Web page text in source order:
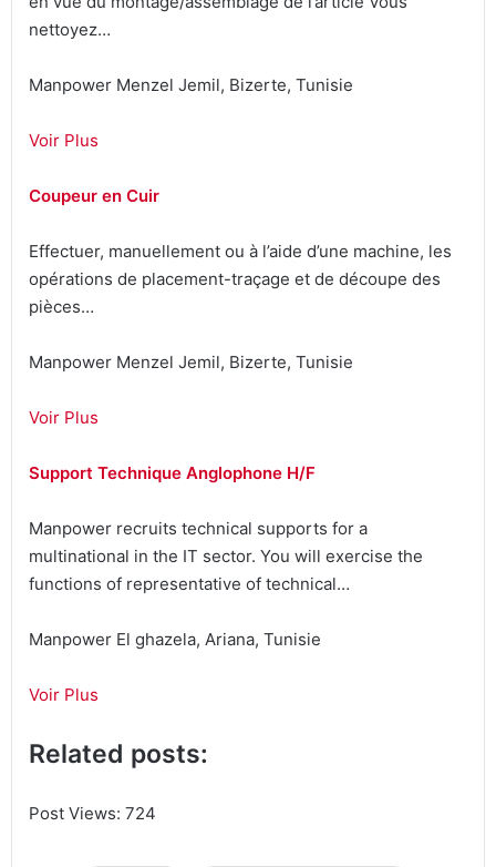
nettoyez…
Manpower Menzel Jemil, Bizerte, Tunisie
Voir Plus
Coupeur en Cuir
Effectuer, manuellement ou à l’aide d’une machine, les
opérations de placement-traçage et de découpe des
pièces…
Manpower Menzel Jemil, Bizerte, Tunisie
Voir Plus
Support Technique Anglophone H/F
Manpower recruits technical supports for a
multinational in the IT sector. You will exercise the
functions of representative of technical…
Manpower El ghazela, Ariana, Tunisie
Voir Plus
Related posts:
Post Views: 724